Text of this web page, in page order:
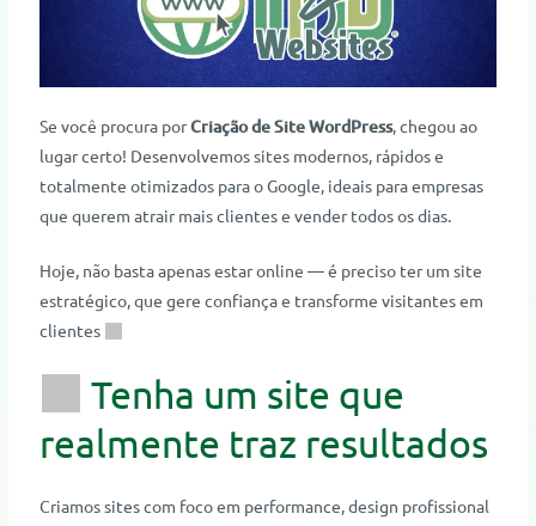
Se você procura porCriação de Site WordPress, chegou ao
lugar certo! Desenvolvemos sites modernos, rápidos e
totalmente otimizados para o Google, ideais para empresas
que querem atrair mais clientes e vender todos os dias.
Hoje, não basta apenas estar online — é preciso ter um site
estratégico, que gere confiança e transforme visitantes em
clientes
Tenha um site que
realmente traz resultados
Criamos sites com foco em performance, design profissional